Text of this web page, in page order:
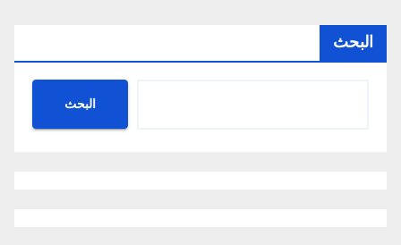
البحث
البحث